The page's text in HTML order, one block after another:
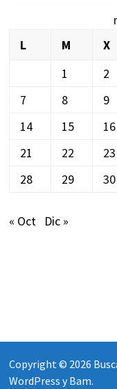
L
M X
1
2
7
8 9
14
15 16
21
22 23
28
29 30
« Oct Dic »
Copyright © 2026
WordPress yBam.